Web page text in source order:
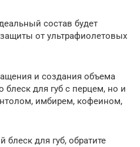
состав будет
от ультрафиолетовых
и создания объема
для губ с перцем, но и
имбирем, кофеином,
для губ, обратите